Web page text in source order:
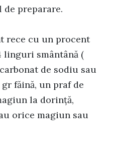
preparare.
rece cu un procent
linguri smântână (
de sodiu sau
făină, un praf de
la dorință,
orice magiun sau